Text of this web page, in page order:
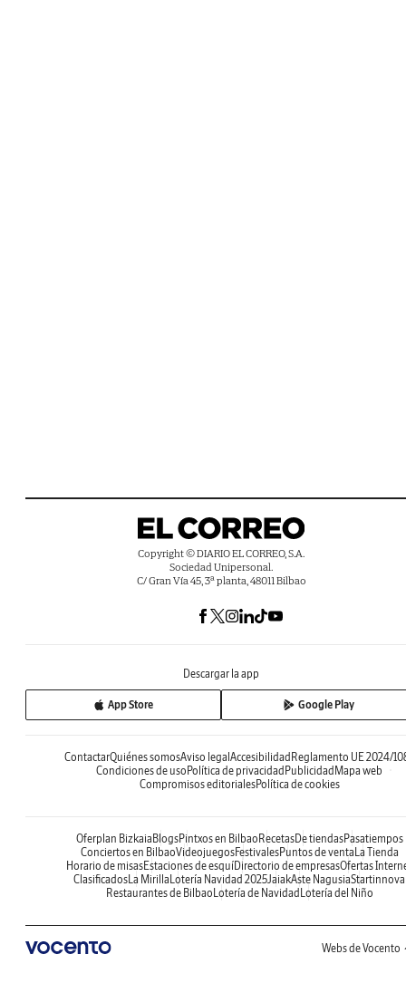
Copyright © DIARIO EL CORREO, S.A.
Sociedad Unipersonal.
C/ Gran Vía 45, 3ª planta, 48011 Bilbao
Descargar la app
App Store Google Play
ContactarQuiénes somosAviso legal Accesibilidad Reglamento UE 2024/
Condiciones de uso Política de privacidad Publicidad Mapa web
Compromisos editorialesPolítica de cookies
Oferplan Bizkaia BlogsPintxos en Bilbao RecetasDe tiendasPasatiempos
Conciertos en BilbaoVideojuegosFestivalesPuntos de venta La Tienda
Horario de misasEstaciones de esquíDirectorio de empresasOfertas
Clasificados La Mirilla Lotería Navidad 2025JaiakAste NagusiaStartinnova
Restaurantes de Bilbao Lotería de Navidad Lotería del Niño
Webs de Vocento